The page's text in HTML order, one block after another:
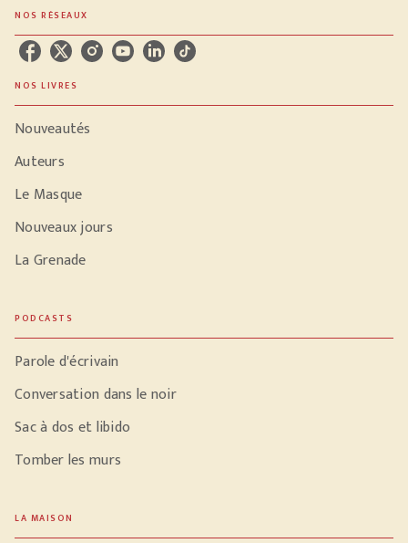
NOS RÉSEAUX
NOS LIVRES
Nouveautés
Auteurs
Le Masque
Nouveaux jours
La Grenade
PODCASTS
Parole d'écrivain
Conversation dans le noir
Sac à dos et libido
Tomber les murs
LA MAISON